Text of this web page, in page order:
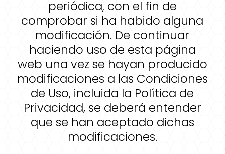
periódica, con el fin de
comprobar si ha habido alguna
modificación. De continuar
haciendo uso de esta página
web una vez se hayan producido
modificaciones a las Condiciones
de Uso, incluida la Política de
Privacidad, se deberá entender
que se han aceptado dichas
modificaciones.